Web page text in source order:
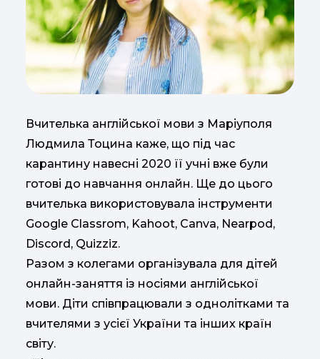
Вчителька англійської мови з Маріуполя
Людмила Тоцина каже, що під час
карантину навесні 2020 її учні вже були
готові до навчання онлайн. Ще до цього
вчителька використовувала інструменти
Google Classrom, Kahoot, Canva, Nearpod,
Discord, Quizziz.
Разом з колегами організувала для дітей
онлайн-заняття із носіями англійської
мови. Діти співпрацювали з однолітками та
вчителями з усієї України та інших країн
світу.